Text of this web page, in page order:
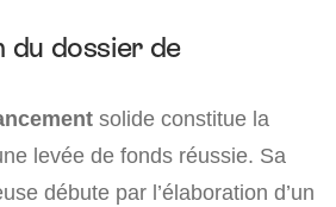
du dossier de
solide constitue la
levée de fonds réussie. Sa
débute par l’élaboration d’un